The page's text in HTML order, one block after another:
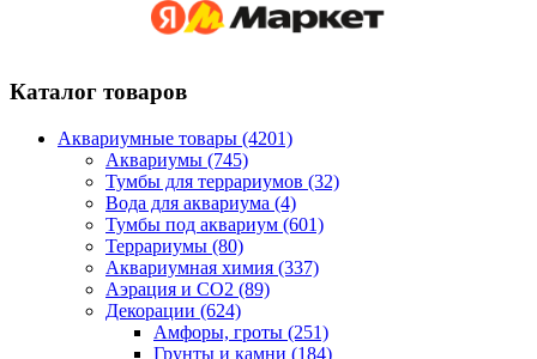
Каталог товаров
Аквариумные товары (4201)
Аквариумы (745)
Тумбы для террариумов (32)
Вода для аквариума (4)
Тумбы под аквариум (601)
Террариумы (80)
Аквариумная химия (337)
Аэрация и CO2 (89)
Декорации (624)
Амфоры, гроты (251)
Грунты и камни (184)